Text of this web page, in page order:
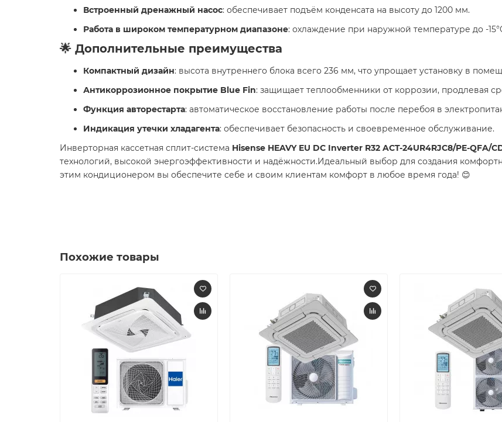
Встроенный дренажный насос: обеспечивает подъём конденсата на высоту до 1200 мм.
Работа в широком температурном диапазоне: охлаждение при наружной температуре до -
🌟 Дополнительные преимущества
Компактный дизайн: высота внутреннего блока всего 236 мм, что упрощает установку в
Антикоррозионное покрытие Blue Fin: защищает теплообменники от коррозии, продлевая
Функция авторестарта: автоматическое восстановление работы после перебоя в
Индикация утечки хладагента: обеспечивает безопасность и своевременное обслуживание.
Инверторная кассетная сплит-система Hisense HEAVY EU DC Inverter R32 ACT-24UR4RJC8/PE-QFA/
технологий, высокой энергоэффективности и надёжности.Идеальный выбор для создания
этим кондиционером вы обеспечите себе и своим клиентам комфорт в любое время года! 😊
Похожие товары